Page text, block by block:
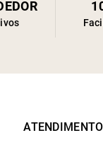
ATENDIMENTO